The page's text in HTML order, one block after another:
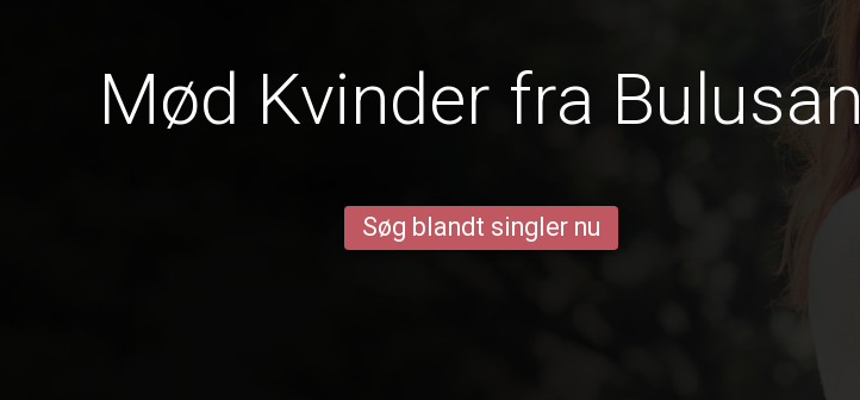
Mød Kvinder fra Bulusan
Søg blandt singler nu